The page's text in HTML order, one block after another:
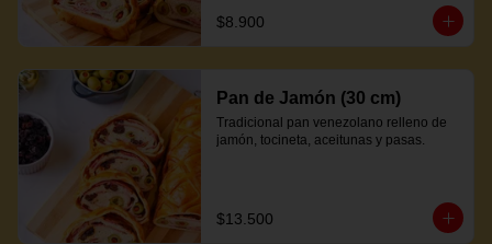
$8.900
Pan de Jamón (30 cm)
Tradicional pan venezolano relleno de
jamón, tocineta, aceitunas y pasas.
$13.500